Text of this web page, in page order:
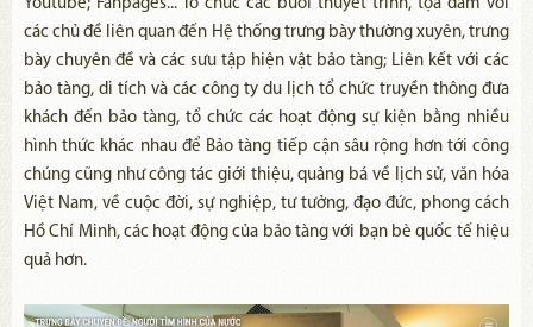
Youtube; Fanpages... Tổ chức các buổi thuyết trình, tọa đàm với
các chủ đề liên quan đến Hệ thống trưng bày thường xuyên, trưng
bày chuyên đề và các sưu tập hiện vật bảo tàng; Liên kết với các
bảo tàng, di tích và các công ty du lịch tổ chức truyền thông đưa
khách đến bảo tàng, tổ chức các hoạt động sự kiện bằng nhiều
hình thức khác nhau để Bảo tàng tiếp cận sâu rộng hơn tới công
chúng cũng như công tác giới thiệu, quảng bá về lịch sử, văn hóa
Việt Nam, về cuộc đời, sự nghiệp, tư tưởng, đạo đức, phong cách
Hồ Chí Minh, các hoạt động của bảo tàng với bạn bè quốc tế hiệu
quả hơn.